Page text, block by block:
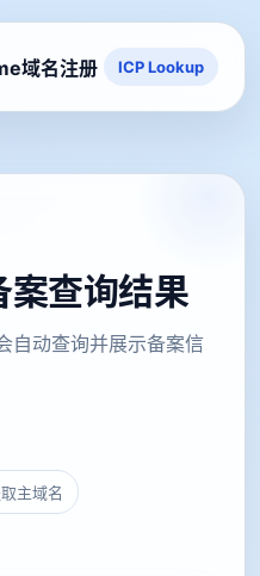
域名注册 ICP Lookup
查询结果
自动查询并展示备案信
主域名